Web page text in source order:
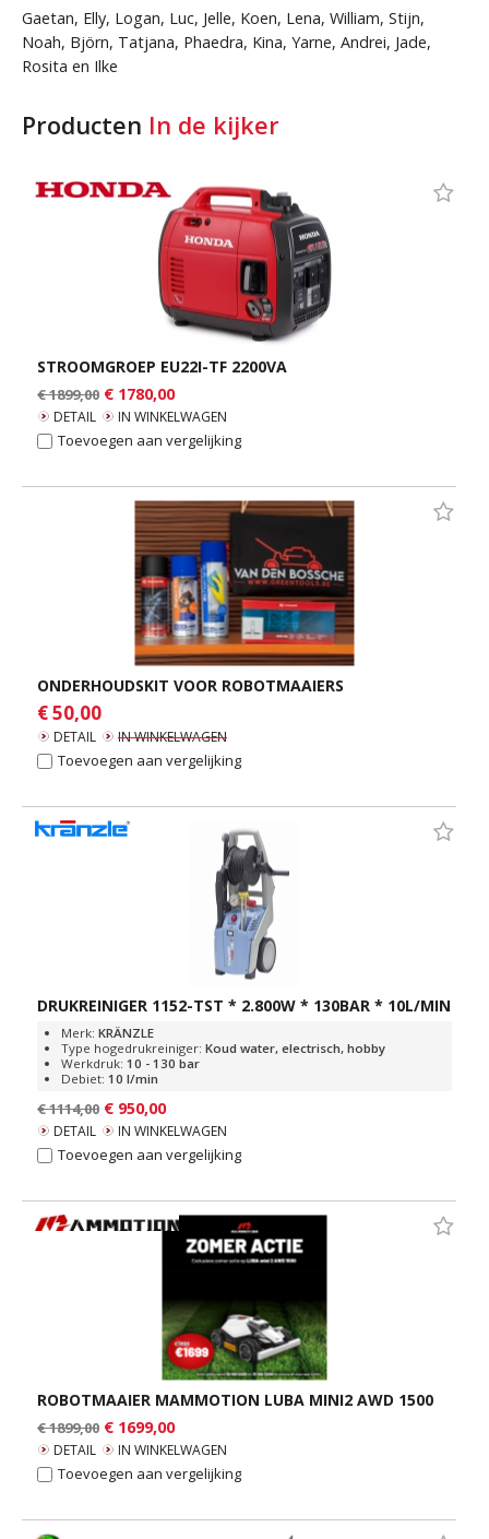
Gaetan, Elly, Logan, Luc, Jelle, Koen, Lena, William, Stijn,
Noah, Björn, Tatjana, Phaedra, Kina, Yarne, Andrei, Jade,
Rosita en Ilke
Producten In de kijker
STROOMGROEP EU22I-TF 2200VA
€ 1899,00 € 1780,00
DETAIL IN WINKELWAGEN
Toevoegen aan vergelijking
ONDERHOUDSKIT VOOR ROBOTMAAIERS
€ 50,00
DETAIL IN WINKELWAGEN
Toevoegen aan vergelijking
DRUKREINIGER 1152-TST * 2.800W * 130BAR * 10L/MIN
Merk: KRÄNZLE
Type hogedrukreiniger: Koud water, electrisch, hobby
Werkdruk: 10 - 130 bar
Debiet: 10 l/min
€ 1114,00 € 950,00
DETAIL IN WINKELWAGEN
Toevoegen aan vergelijking
ROBOTMAAIER MAMMOTION LUBA MINI2 AWD 1500
€ 1899,00 € 1699,00
DETAIL IN WINKELWAGEN
Toevoegen aan vergelijking